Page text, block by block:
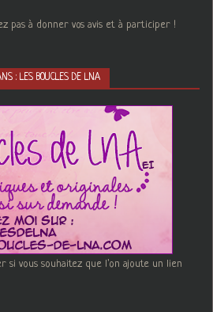
pas à donner vos avis et à participer !
: LES BOUCLES DE LNA
si vous souhaitez que l'on ajoute un lien